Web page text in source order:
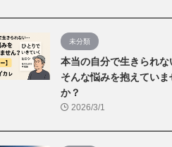
未分類
本当の自分で生きられ
そんな悩みを抱えていま
か？
2026/3/1